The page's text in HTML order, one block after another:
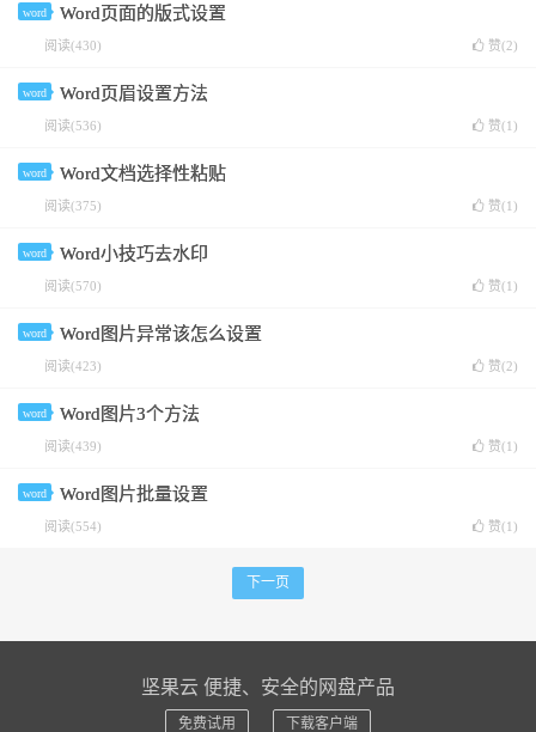
word Word页面的版式设置
阅读(430) 赞(2)
word Word页眉设置方法
阅读(536) 赞(1 )
word Word文档选择性粘贴
阅读(375) 赞(1 )
word Word小技巧去水印
阅读(570) 赞(1 )
word Word图片异常该怎么设置
阅读(423) 赞(2)
word Word图片3个方法
阅读(439) 赞(1 )
word Word图片批量设置
阅读(554) 赞(1 )
下一页
坚果云 便捷、安全的网盘产品
免费试用 下载客户端